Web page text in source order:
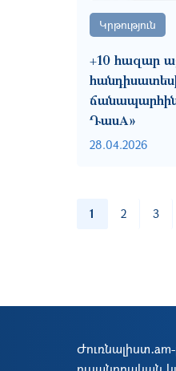
Կրթություն
+10 հազար
ԴասA»
28.04.2026
Pagination
1 2 3